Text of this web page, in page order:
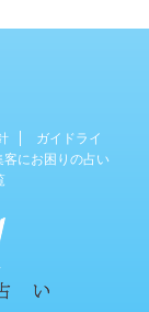
ガイドライ
客にお困りの占い